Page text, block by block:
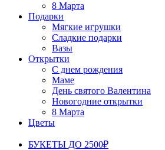
8 Марта
Подарки
Мягкие игрушки
Сладкие подарки
Вазы
Открытки
С днем рождения
Маме
День святого Валентина
Новогодние открытки
8 Марта
Цветы
БУКЕТЫ ДО 2500₽